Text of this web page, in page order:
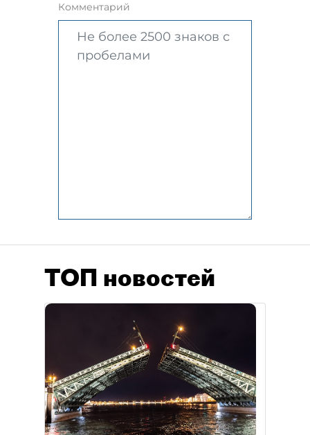
Комментарий
ТОП новостей